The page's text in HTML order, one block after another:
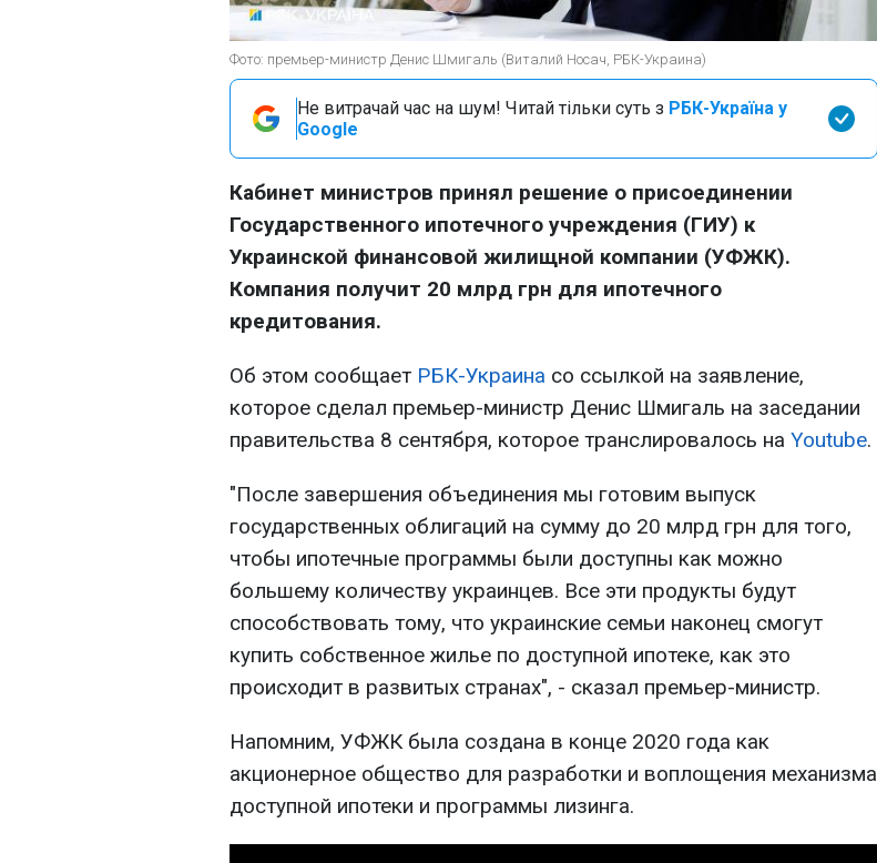
Фото: премьер-министр Денис Шмигаль (Виталий Носач, РБК-Украина)
Не витрачай час на шум! Читай тільки суть з РБК-Україна у
Google
Кабинет министров принял решение о присоединении
Государственного ипотечного учреждения (ГИУ) к
Украинской финансовой жилищной компании (УФЖК).
Компания получит 20 млрд грн для ипотечного
кредитования.
Об этом сообщает РБК-Украина со ссылкой на заявление,
которое сделал премьер-министр Денис Шмигаль на заседании
правительства 8 сентября, которое транслировалось на Youtube.
"После завершения объединения мы готовим выпуск
государственных облигаций на сумму до 20 млрд грн для того,
чтобы ипотечные программы были доступны как можно
большему количеству украинцев. Все эти продукты будут
способствовать тому, что украинские семьи наконец смогут
купить собственное жилье по доступной ипотеке, как это
происходит в развитых странах", - сказал премьер-министр.
Напомним, УФЖК была создана в конце 2020 года как
акционерное общество для разработки и воплощения механизма
доступной ипотеки и программы лизинга.